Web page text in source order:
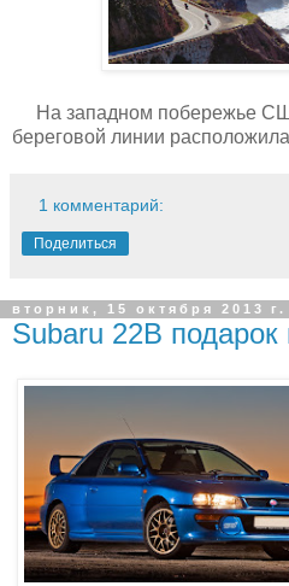
На западном побережье
береговой линии
1 комментарий:
Поделиться
вторник, 15 октября 2013 г.
Subaru 22B